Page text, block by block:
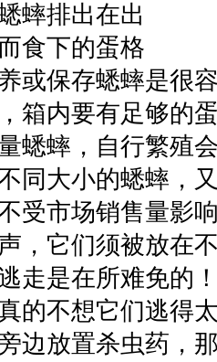
蟀排出在出
食下的蛋格
或保存蟋蟀是很
箱内要有足够的
蟋蟀，自行繁殖
同大小的蟋蟀，
受市场销售量影
，它们须被放在
走是在所难免的
的不想它们逃得
边放置杀虫药，